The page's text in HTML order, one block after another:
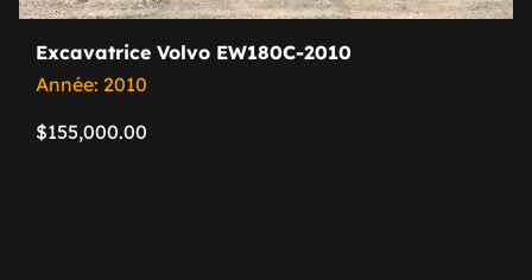
Excavatrice Volvo EW180C-2010
Année: 2010
$155,000.00